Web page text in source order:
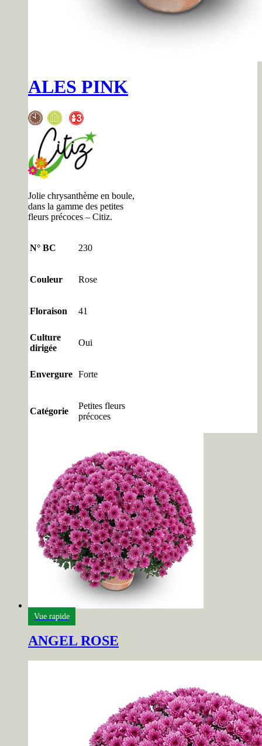
ALES PINK
Jolie chrysanthème en boule,
dans la gamme des petites
fleurs précoces – Citiz.
N° BC 230
Couleur Rose
Floraison 41
Culture
dirigée
Oui
Envergure Forte
Catégorie
Petites fleurs
précoces
Vue rapide
ANGEL ROSE